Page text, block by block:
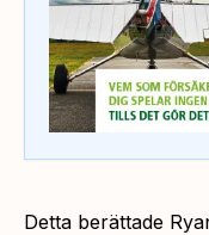
Detta berättade